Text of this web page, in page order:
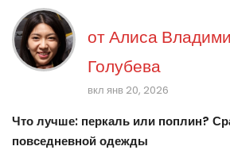
отАлиса
Голубева
вкл янв 20, 2026
Что лучше: перкаль или поплин?
повседневной одежды